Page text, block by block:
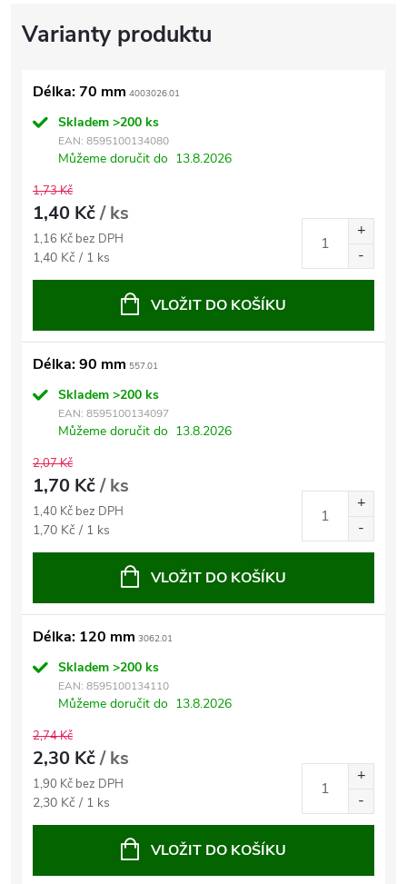
Délka: 70 mm 4003026.01
Skladem >200 ks
EAN: 8595100134080
Můžeme doručit do 13.8.2026
1,73 Kč
1,40 Kč/ ks
1,16 Kč bez DPH
Měrná
cena:
1,40 Kč / 1 ks
VLOŽIT DO KOŠÍKU
Délka: 90 mm 557.01
Skladem >200 ks
EAN: 8595100134097
Můžeme doručit do 13.8.2026
2,07 Kč
1,70 Kč/ ks
1,40 Kč bez DPH
Měrná
cena:
1,70 Kč / 1 ks
VLOŽIT DO KOŠÍKU
Délka: 120 mm 3062.01
Skladem >200 ks
EAN: 8595100134110
Můžeme doručit do 13.8.2026
2,74 Kč
2,30 Kč/ ks
1,90 Kč bez DPH
Měrná
cena:
2,30 Kč / 1 ks
VLOŽIT DO KOŠÍKU